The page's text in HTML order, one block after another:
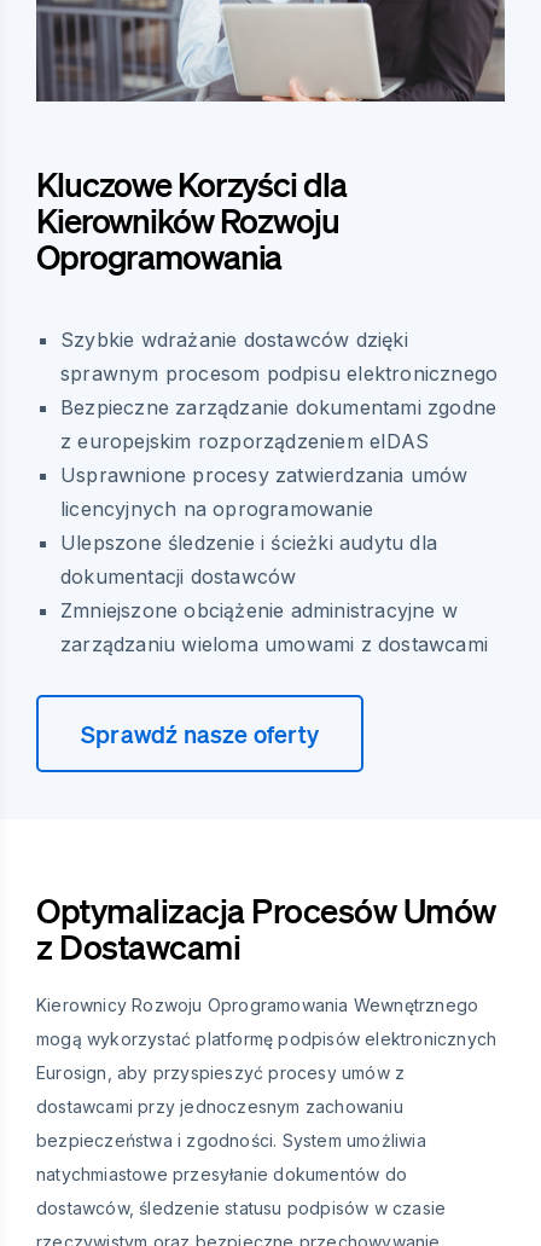
Kluczowe Korzyści dla
Kierowników Rozwoju
Oprogramowania
Szybkie wdrażanie dostawców dzięki
sprawnym procesom podpisu elektronicznego
Bezpieczne zarządzanie dokumentami zgodne
z europejskim rozporządzeniem eIDAS
Usprawnione procesy zatwierdzania umów
licencyjnych na oprogramowanie
Ulepszone śledzenie i ścieżki audytu dla
dokumentacji dostawców
Zmniejszone obciążenie administracyjne w
zarządzaniu wieloma umowami z dostawcami
Sprawdź nasze oferty
Optymalizacja Procesów Umów
z Dostawcami
Kierownicy Rozwoju Oprogramowania Wewnętrznego
mogą wykorzystać platformę podpisów elektronicznych
Eurosign, aby przyspieszyć procesy umów z
dostawcami przy jednoczesnym zachowaniu
bezpieczeństwa i zgodności. System umożliwia
natychmiastowe przesyłanie dokumentów do
dostawców, śledzenie statusu podpisów w czasie